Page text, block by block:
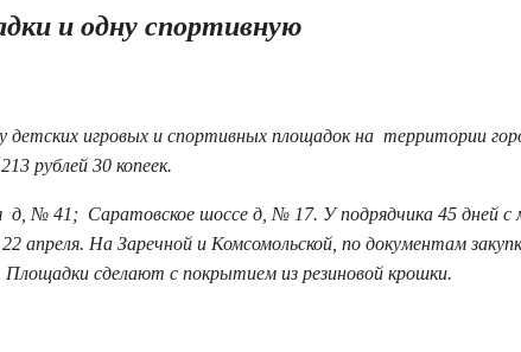
и одну спортивную
детских игровых и спортивных площадок на территории
рублей 30 копеек.
д, № 41; Саратовское шоссе д, № 17. У подрядчика 45 дней с
апреля. На Заречной и Комсомольской, по документам
сделают с покрытием из резиновой крошки.